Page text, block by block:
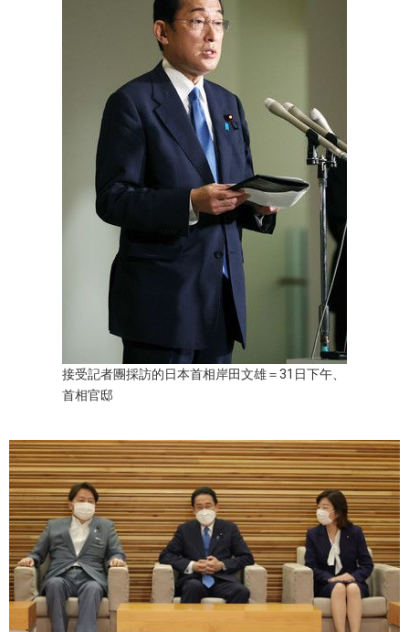
接受記者團採訪的日本首相岸田文雄＝31日下午、
首相官邸